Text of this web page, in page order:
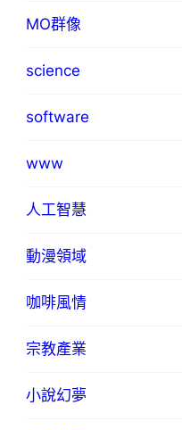
MO群像
science
software
www
人工智慧
動漫領域
咖啡風情
宗教產業
小說幻夢